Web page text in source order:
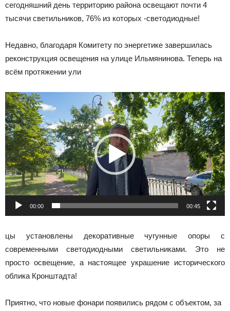
сегодняшний день территорию района освещают почти 4
тысячи светильников, 76% из которых -светодиодные!
Недавно, благодаря Комитету по энергетике завершилась
реконструкция освещения на улице Ильмянинова. Теперь на
всём протяжении ули
Видеоплеер
00:00 00:45
цы установлены декоративные чугунные опоры с
современными светодиодными светильниками. Это не
просто освещение, а настоящее украшение исторического
облика Кронштадта!
Приятно, что новые фонари появились рядом с объектом, за